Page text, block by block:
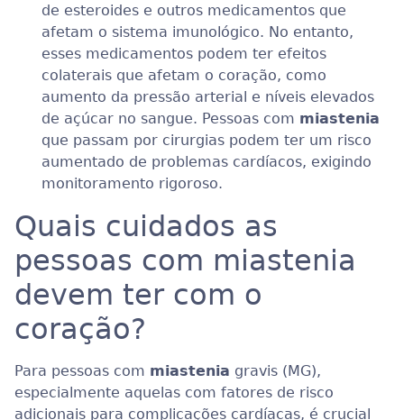
de esteroides e outros medicamentos que
afetam o sistema imunológico. No entanto,
esses medicamentos podem ter efeitos
colaterais que afetam o coração, como
aumento da pressão arterial e níveis elevados
de açúcar no sangue. Pessoas com miastenia
que passam por cirurgias podem ter um risco
aumentado de problemas cardíacos, exigindo
monitoramento rigoroso.
Quais cuidados as
pessoas com miastenia
devem ter com o
coração?
Para pessoas com miastenia gravis (MG),
especialmente aquelas com fatores de risco
adicionais para complicações cardíacas, é crucial